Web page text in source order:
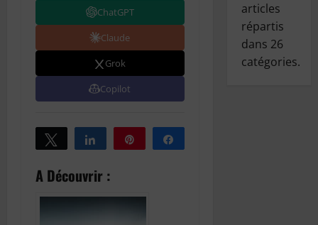
ChatGPT
Claude
Grok
Copilot
Tweetez Partagez Épingle
A Découvrir :
articles
répartis
dans 26
catégories.